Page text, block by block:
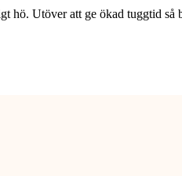
Utöver att ge ökad tuggtid